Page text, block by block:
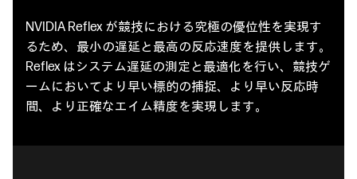
NVIDIA Reflex が競技における究極の優位性を実現す
るため、最小の遅延と最高の反応速度を提供します。
Reflex はシステム遅延の測定と最適化を行い、競技ゲ
ームにおいてより早い標的の捕捉、より早い反応時
間、より正確なエイム精度を実現します。